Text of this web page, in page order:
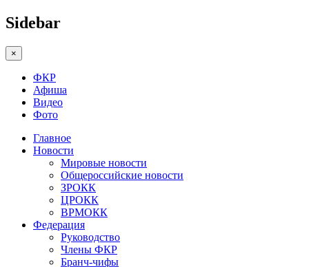
Sidebar
×
ФКР
Афиша
Видео
Фото
Главное
Новости
Мировые новости
Общероссийские новости
ЗРОКК
ЦРОКК
ВРМОКК
Федерация
Руководство
Члены ФКР
Бранч-чифы